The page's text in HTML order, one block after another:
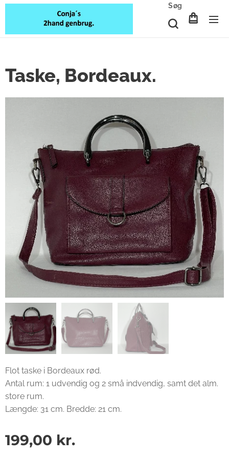
Søg
Taske, Bordeaux.
Flot taske i Bordeaux rød.
Antal rum: 1 udvendig og 2 små indvendig, samt det alm.
store rum.
Længde: 31 cm. Bredde: 21 cm.
199,00 kr.